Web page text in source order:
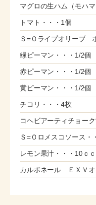
マグロの生ハム（モハ
トマト・・・1個
Ｓ=Ｏライプオリーブ
緑ピーマン・・・1/2個
赤ピーマン・・・1/2個
黄ピーマン・・・1/2個
チコリ・・・4枚
コヘビアーティチョー
Ｓ=Ｏロメスコソース・
レモン果汁・・・10ｃｃ
カルボネール ＥＸＶオ